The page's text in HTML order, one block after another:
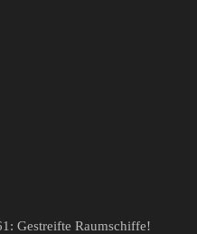
Gestreifte Raumschiffe!